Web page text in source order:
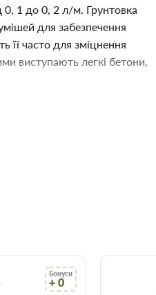
0, 1 до 0, 2 л/м. Грунтовка
для забезпечення
її часто для зміцнення
виступають легкі бетони,
в Запоріжжі недорого для
та ремонту в найширшому
відбувається вчасно і точно
Бонуси
+ 0